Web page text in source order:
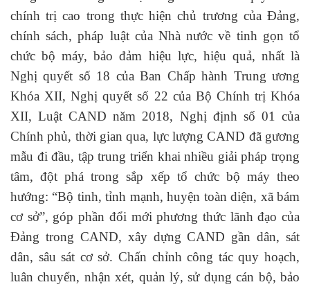
chính trị cao trong thực hiện chủ trương của Đảng,
chính sách, pháp luật của Nhà nước về tinh gọn tổ
chức bộ máy, bảo đảm hiệu lực, hiệu quả, nhất là
Nghị quyết số 18 của Ban Chấp hành Trung ương
Khóa XII, Nghị quyết số 22 của Bộ Chính trị Khóa
XII, Luật CAND năm 2018, Nghị định số 01 của
Chính phủ, thời gian qua, lực lượng CAND đã gương
mẫu đi đầu, tập trung triển khai nhiều giải pháp trọng
tâm, đột phá trong sắp xếp tổ chức bộ máy theo
hướng: “Bộ tinh, tỉnh mạnh, huyện toàn diện, xã bám
cơ sở”, góp phần đổi mới phương thức lãnh đạo của
Đảng trong CAND, xây dựng CAND gần dân, sát
dân, sâu sát cơ sở. Chấn chỉnh công tác quy hoạch,
luân chuyển, nhận xét, quản lý, sử dụng cán bộ, bảo